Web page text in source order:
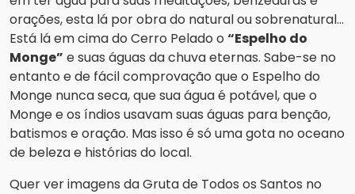
orações, esta lá por obra do natural ou sobrenatural...
Está lá em cima do Cerro Pelado o “Espelho do
Monge” e suas águas da chuva eternas. Sabe-se no
entanto e de fácil comprovação que o Espelho do
Monge nunca seca, que sua água é potável, que o
Monge e os índios usavam suas águas para benção,
batismos e oração. Mas isso é só uma gota no oceano
de beleza e histórias do local.
Quer ver imagens da Gruta de Todos os Santos no